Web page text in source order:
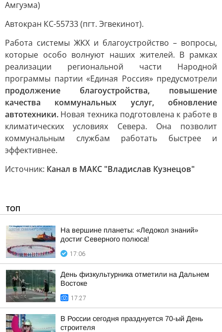
Амгуэма)
Автокран КС-55733 (пгт. Эгвекинот).
Работа системы ЖКХ и благоустройство – вопросы,
которые особо волнуют наших жителей. В рамках
реализации региональной части Народной
программы партии «Единая Россия» предусмотрели
продолжение благоустройства, повышение
качества коммунальных услуг, обновление
автотехники. Новая техника подготовлена к работе в
климатических условиях Севера. Она позволит
коммунальным службам работать быстрее и
эффективнее.
Источник: Канал в МАКС "Владислав Кузнецов"
ТОП
На вершине планеты: «Ледокол знаний»
достиг Северного полюса!
17:06
День физкультурника отметили на Дальнем
Востоке
17:27
В России сегодня празднуется 70-ый День
строителя